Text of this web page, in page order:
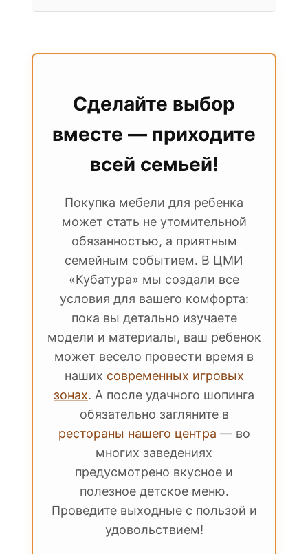
температурах.
класса часто предоставляют
чтобы мебель идеально сочеталась с
обоями или шторами в детской.
Также возможен заказмебели по
индивидуальным чертежам
Сделайте выбор
вместе — приходите
всей семьей!
Покупка мебели для ребенка
может стать не утомительной
обязанностью, а приятным
семейным событием. В ЦМИ
«Кубатура» мы создали все
условия для вашего комфорта:
пока вы детально изучаете
модели и материалы, ваш ребенок
может весело провести время в
наших современных игровых
зонах. А после удачного шопинга
обязательно загляните в
рестораны нашего центра — во
многих заведениях
предусмотрено вкусное и
полезное детское меню.
Проведите выходные с пользой и
удовольствием!